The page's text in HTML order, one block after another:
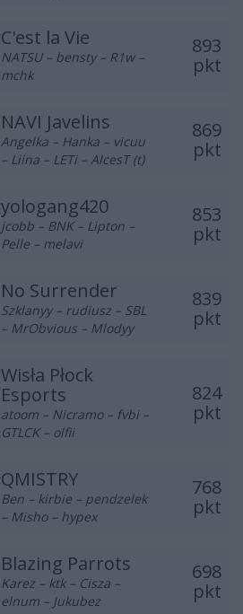
C'est la Vie
NATSU – bensty – R1w –
mchk
893
pkt
NAVI Javelins
Angelka – Hanka – vicuu
– Liina – LETi – AlcesT (t)
869
pkt
yologang420
jcobb – BNK – Lipton –
Pelle – melavi
853
pkt
No Surrender
Szklanyy – rudiusz – SBL
– MrObvious – Mlodyy
839
pkt
Wisła Płock
Esports
atoom – Nicramo – fvbi –
GTLCK – olfii
824
pkt
QMISTRY
Ben – kirbie – pendzelek
– Misho – hypex
768
pkt
Blazing Parrots
Karez – ktk – Cisza –
elnum – Jukubez
698
pkt